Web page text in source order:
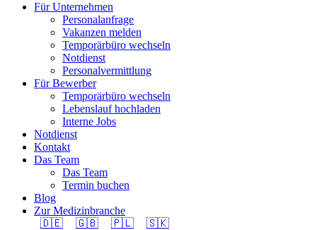
Für Unternehmen
Personalanfrage
Vakanzen melden
Temporärbüro wechseln
Notdienst
Personalvermittlung
Für Bewerber
Temporärbüro wechseln
Lebenslauf hochladen
Interne Jobs
Notdienst
Kontakt
Das Team
Das Team
Termin buchen
Blog
Zur Medizinbranche
🇩🇪
🇬🇧 🇵🇱 🇸🇰